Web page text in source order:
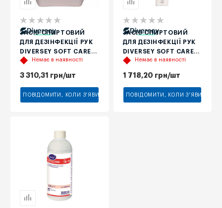
ЗАСІБ СПИРТОВИЙ
ДЛЯ ДЕЗІНФЕКЦІЇ РУК
DIVERSEY SOFT CARE
DES E SPRAY H5, 5 Л
Немає в наявності
3 310,31 грн/шт
ПОВІДОМИТИ, КОЛИ З'ЯВИТЬСЯ
ЗАСІБ СПИРТОВИЙ
ДЛЯ ДЕЗІНФЕКЦІЇ РУК
DIVERSEY SOFT CARE
DES E H5, 1,3 Л
Немає в наявності
1 718,20 грн/шт
ПОВІДОМИТИ, КОЛИ З'ЯВИТЬСЯ